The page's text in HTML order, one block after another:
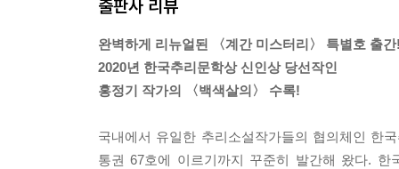
출판사 리뷰
완벽하게 리뉴얼된 〈계간 미스터리〉 특별호 출
2020년 한국추리문학상 신인상 당선작인
홍정기 작가의 〈백색살의〉 수록!
국내에서 유일한 추리소설작가들의 협의체인 한
통권 67호에 이르기까지 꾸준히 발간해 왔다.